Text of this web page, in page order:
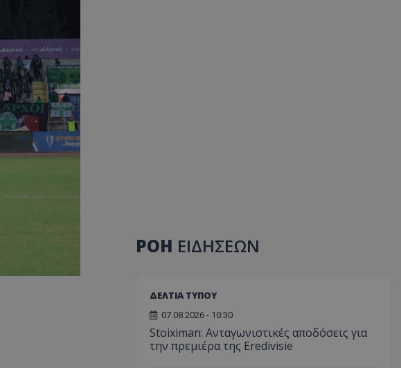
ΡΟΗ ΕΙΔΗΣΕΩΝ
ΔΕΛΤΙΑ ΤΥΠΟΥ
07.08.2026 - 10:30
Stoiximan: Ανταγωνιστικές αποδόσεις για
την πρεμιέρα της Eredivisie